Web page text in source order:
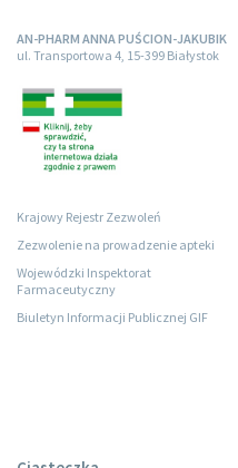
AN-PHARM ANNA PUŚCION-JAKUBIK
ul. Transportowa 4, 15-399 Białystok
Krajowy Rejestr Zezwoleń
Zezwolenie na prowadzenie apteki
Wojewódzki Inspektorat
Farmaceutyczny
Biuletyn Informacji Publicznej GIF